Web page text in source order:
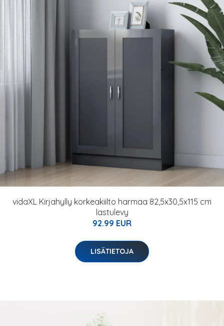
vidaXL Kirjahylly korkeakiilto harmaa 82,5x30,5x115 cm
lastulevy
92.99 EUR
LISÄTIETOJA